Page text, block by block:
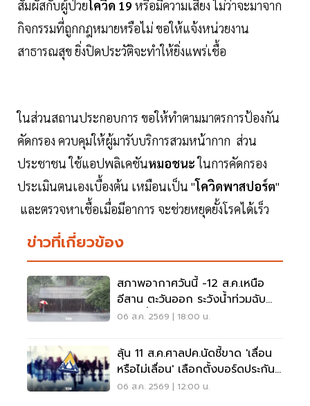
สัมผัสกับผู้ป่วยโควิด 19 หรือมีความเสี่ยง ไม่ว่าจะมาจาก
กิจกรรมที่ถูกกฎหมายหรือไม่ ขอให้แจ้งหน่วยงาน
สาธารณสุข ยิ่งปิดประวัติจะทำให้ยิ่งแพร่เชื้อ
ในส่วนสถานประกอบการ ขอให้ทำตามมาตรการป้องกัน
คัดกรอง ควบคุมให้ผู้มารับบริการสวมหน้ากาก ส่วน
ประชาชน ใช้แอปพลิเคชันหมอชนะในการคัดกรอง
ประเมินตนเองเบื้องต้น เหมือนเป็น "โควิดพาสปอร์ต"
และตรวจหาเชื้อเมื่อมีอาการ จะช่วยหยุดยั้งโรคได้เร็ว
ข่าวที่เกี่ยวข้อง
สภาพอากาศวันนี้ -12 ส.ค.เหนือ
อีสาน ตะวันออก ระวังน้ำท่วมฉับ
พลัน น้ำป่าไหลหลาก
06 ส.ค. 2569 | 18:00 น.
ลุ้น 11 ส.ค.ศาลปค.นัดชี้ขาด 'เลื่อน
หรือไม่เลื่อน' เลือกตั้งบอร์ดประกัน
สังคม
06 ส.ค. 2569 | 12:00 น.